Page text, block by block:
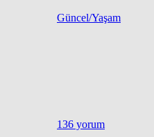
Güncel/Yaşam
136 yorum